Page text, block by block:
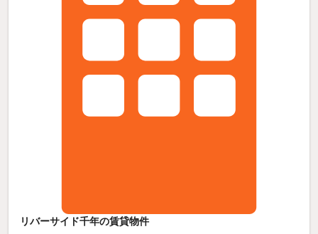
リバーサイド千年の賃貸物件